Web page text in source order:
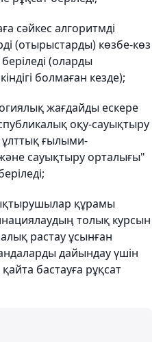
сәйкес алгоритмді
(отырыстарды) көзбе-көз
(оларды
болмаған кезде);
жағдайды ескере
оқу-сауықтыру
ғылыми-
сауықтыру орталығы"
құрамы
толық курсын
растау ұсынған
дайындау үшін
бастауға рұқсат